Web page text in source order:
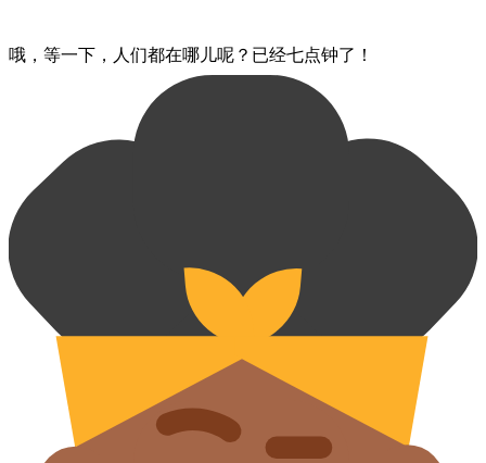
哦，​等一下，​人们​都​在哪儿​呢？​已经​七点钟​了！